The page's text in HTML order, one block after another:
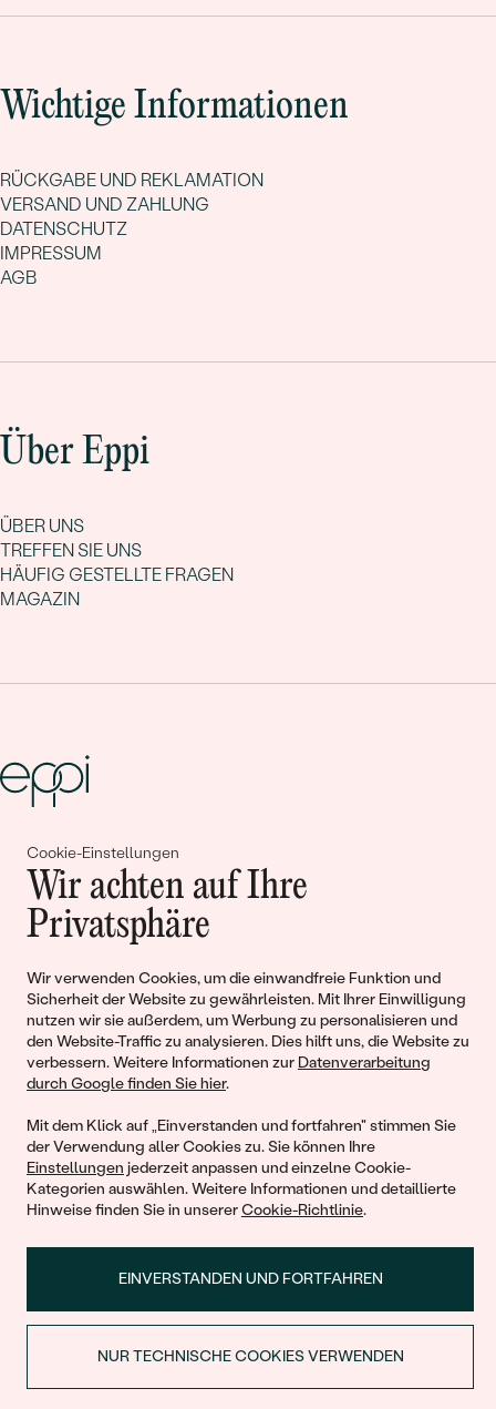
Cookie-Einstellungen
Wir achten auf Ihre
Privatsphäre
Wir verwenden Cookies, um die einwandfreie Funktion und
Sicherheit der Website zu gewährleisten. Mit Ihrer Einwilligung
nutzen wir sie außerdem, um Werbung zu personalisieren und
den Website-Traffic zu analysieren. Dies hilft uns, die Website zu
verbessern. Weitere Informationen zur Datenverarbeitung
durch Google finden Sie hier.
Mit dem Klick auf „Einverstanden und fortfahren" stimmen Sie
der Verwendung aller Cookies zu. Sie können Ihre
Einstellungen jederzeit anpassen und einzelne Cookie-
Kategorien auswählen. Weitere Informationen und detaillierte
Hinweise finden Sie in unsererCookie-Richtlinie.
EINVERSTANDEN UND FORTFAHREN
NUR TECHNISCHE COOKIES VERWENDEN
Wichtige Informationen
RÜCKGABE UND REKLAMATION
VERSAND UND ZAHLUNG
DATENSCHUTZ
IMPRESSUM
AGB
Über Eppi
ÜBER UNS
TREFFEN SIE UNS
HÄUFIG GESTELLTE FRAGEN
MAGAZIN
Gemeinsam erschaffen wir
Geschichten von Schönheit und
Liebe
Begleiten Sie uns!
RABATT BEIM ERSTEN KAUF